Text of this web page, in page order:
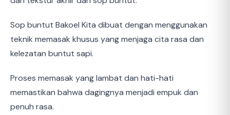
Sop buntut Bakoel Kita dibuat dengan menggunakan
teknik memasak khusus yang menjaga cita rasa dan
kelezatan buntut sapi.
Proses memasak yang lambat dan hati-hati
memastikan bahwa dagingnya menjadi empuk dan
penuh rasa.